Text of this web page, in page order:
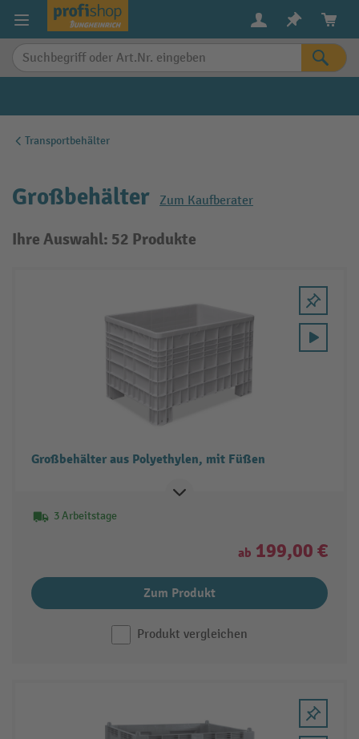
springen
Transportbehälter
Großbehälter Zum Kaufberater
Ihre Auswahl: 52 Produkte
Großbehälter aus Polyethylen, mit Füßen
3 Arbeitstage
ab 199,00 €
Zum Produkt
Produkt vergleichen